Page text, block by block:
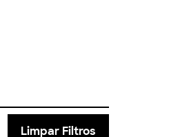
Limpar Filtros